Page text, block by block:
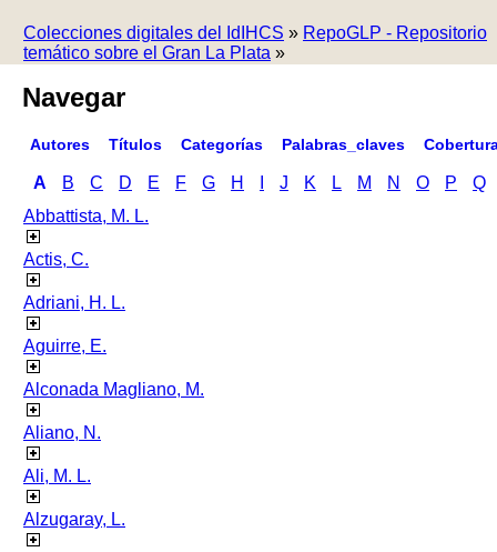
Colecciones digitales del IdIHCS » RepoGLP - Repositorio
temático sobre el Gran La Plata »
Navegar
Autores Títulos Categorías Palabras_claves
A B C D E F G H J K L M N O P
Q
Abbattista, M. L.
Actis, C.
Adriani, H. L.
Aguirre, E.
Alconada Magliano, M.
Aliano, N.
Ali, M. L.
Alzugaray, L.